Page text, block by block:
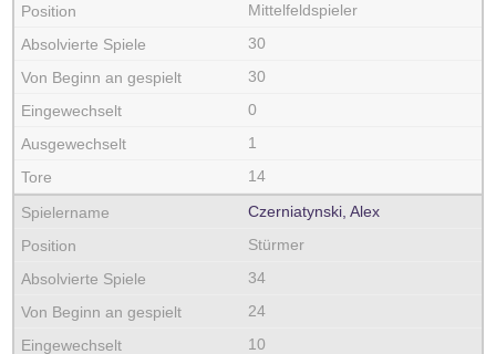
Mittelfeldspieler
30
30
0
1
14
Czerniatynski, Alex
Stürmer
34
24
10